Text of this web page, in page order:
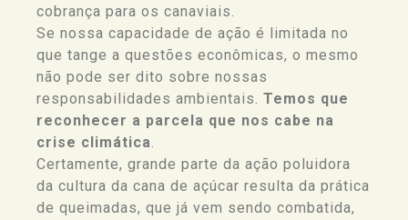
cobrança para os canaviais.
Se nossa capacidade de ação é limitada no
que tange a questões econômicas, o mesmo
não pode ser dito sobre nossas
responsabilidades ambientais. Temos que
reconhecer a parcela que nos cabe na
crise climática.
Certamente, grande parte da ação poluidora
da cultura da cana de açúcar resulta da prática
de queimadas, que já vem sendo combatida,